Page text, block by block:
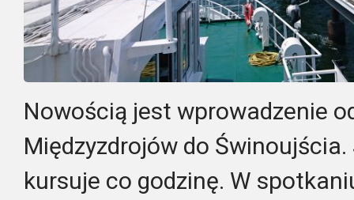
Nowością jest wprowadzenie
Międzyzdrojów do
kursuje co godzinę. W